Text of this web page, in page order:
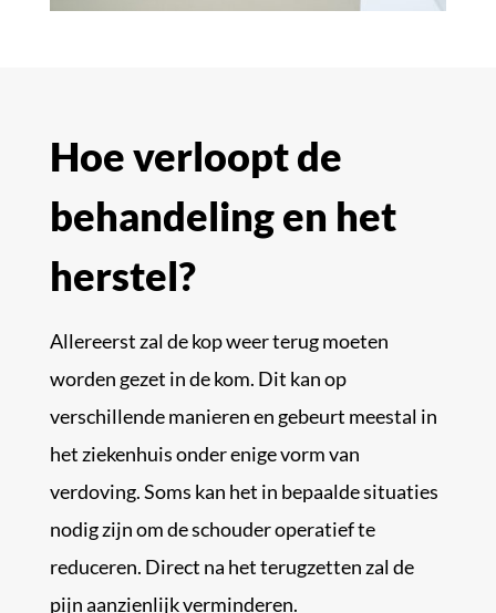
Hoe verloopt de
behandeling en het
herstel?
Allereerst zal de kop weer terug moeten
worden gezet in de kom. Dit kan op
verschillende manieren en gebeurt meestal in
het ziekenhuis onder enige vorm van
verdoving. Soms kan het in bepaalde situaties
nodig zijn om de schouder operatief te
reduceren. Direct na het terugzetten zal de
pijn aanzienlijk verminderen.